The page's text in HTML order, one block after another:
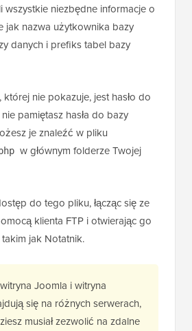
wszystkie niezbędne informacje o
jak nazwa użytkownika bazy
danych i prefiks tabel bazy
nie pokazuje, jest hasło do
pamiętasz hasła do bazy
je znaleźć w pliku
w głównym folderze Twojej
do tego pliku, łącząc się ze
klienta FTP i otwierając go
jak Notatnik.
Joomla i witryna
się na różnych serwerach,
musiał zezwolić na zdalne